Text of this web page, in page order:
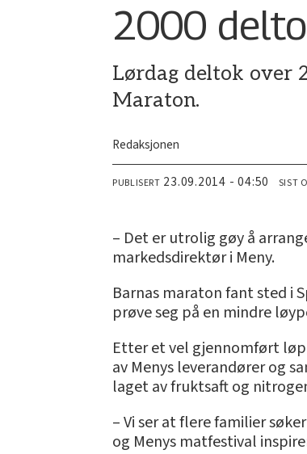
2000
Lørdag deltok over
Maraton.
Redaksjonen
PUBLISERT 23.09.2014 - 04:50 SIST
– Det er utrolig gøy å
markedsdirektør i Meny.
Barnas maraton fant sted i
prøve seg på en mindre
Etter et vel gjennomført
av Menys leverandører og
laget av fruktsaft og
– Vi ser at flere familier
og Menys matfestival